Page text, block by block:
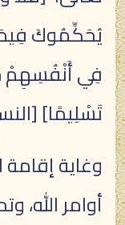
يُحَكِّمُوكَ
فِي أَنْفُسِهِمْ
تَسْلِيمًا]
وغاية إقامة
أوامر الله،